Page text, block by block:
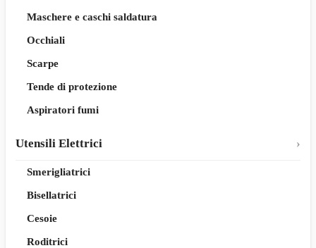
Maschere e caschi saldatura
Occhiali
Scarpe
Tende di protezione
Aspiratori fumi
Utensili Elettrici
Smerigliatrici
Bisellatrici
Cesoie
Roditrici